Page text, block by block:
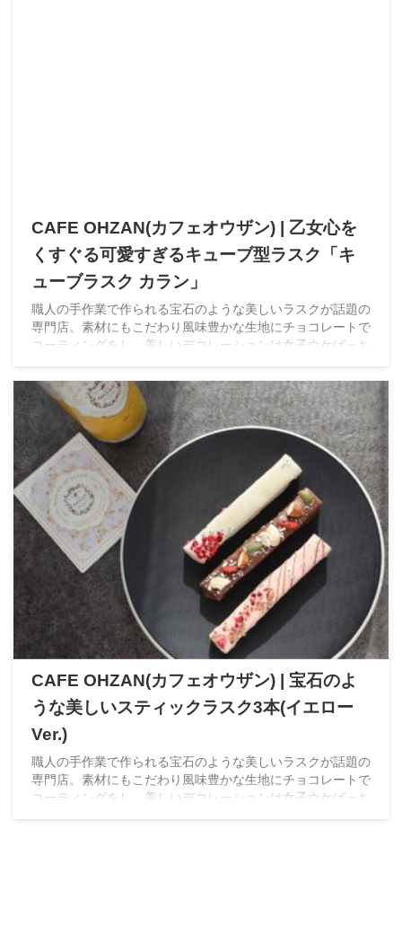
CAFE OHZAN(カフェオウザン) | 乙女心を
くすぐる可愛すぎるキューブ型ラスク「キ
ューブラスク カラン」
職人の手作業で作られる宝石のような美しいラスクが話題の
専門店。素材にもこだわり風味豊かな生地にチョコレートで
コーティングをし、美しいデコレーションは女子ウケばっち
CAFE OHZAN(カフェオウザン) | 宝石のよ
うな美しいスティックラスク3本(イエロー
Ver.)
職人の手作業で作られる宝石のような美しいラスクが話題の
専門店。素材にもこだわり風味豊かな生地にチョコレートで
コーティングをし、美しいデコレーションは女子ウケばっち